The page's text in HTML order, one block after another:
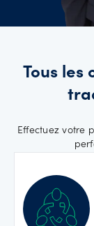
Langues
Connexion
Tous les
Effectuez votre